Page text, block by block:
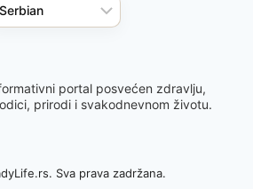
TIHI
BOLESTI
portal posvećen zdravlju,
prirodi i svakodnevnom životu.
Sva prava zadržana.